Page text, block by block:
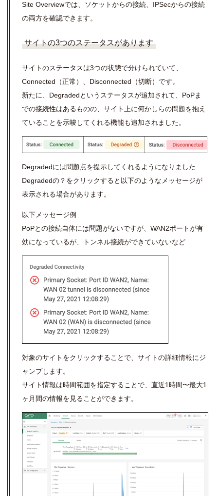
Site Overviewでは、ソケットからの接続、IPSecからの接続
の両方を確認できます。
サイトの3つのステータスがあります
サイトのステータスは3つの状態で分けられていて、
Connected（正常）、Disconnected（切断）です。
新たに、Degradedというステータスが追加されて、PoPま
での接続性はあるものの、サイト上に何かしらの問題を抱え
ていることを示唆してくれる機能も追加されました。
Degradedには問題点を提示してくれるようになりました
Degradedの？をクリックすると以下のようなメッセージが
表示される場合があります。
以下メッセージ例
PoPとの接続自体には問題がないですが、WAN2ポートが有
効になっているが、トンネル接続ができていないなど
対象のサイトをクリックすることで、サイトの詳細情報にジ
ャンプします。
サイト情報は時間範囲を指定することで、直近1時間〜最大1
ヶ月間の情報を見ることができます。